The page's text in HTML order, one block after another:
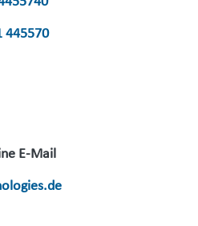
445570
E-Mail